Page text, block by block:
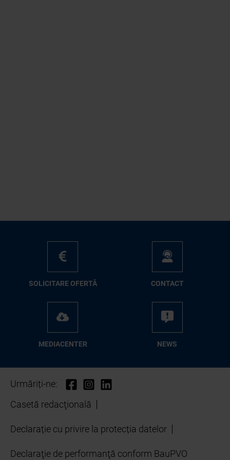
SO­LI­CI­TA­RE OFER­TĂ CON­TA­CT
ME­D­IA­CEN­TER NEWS
Urmăriți-ne:
Casetă redacţională
Declarație cu privire la protecția datelor
Declaraţie de performanţă conform BauPVO